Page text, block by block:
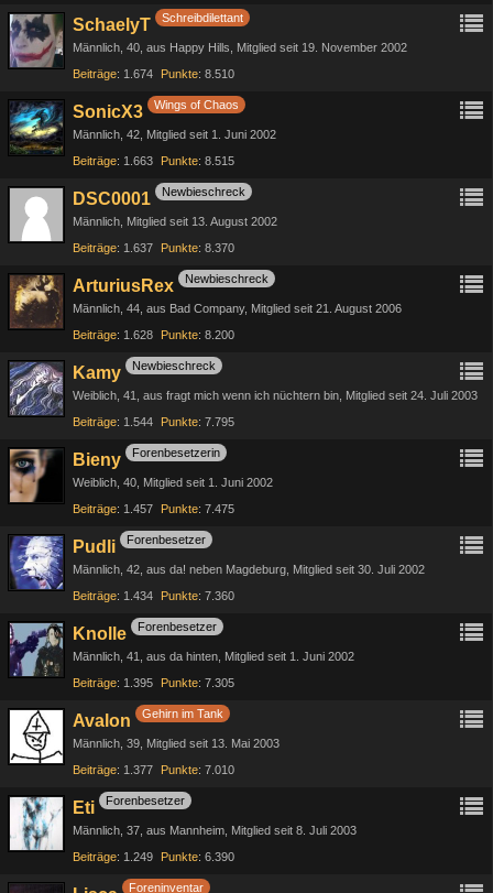
SchaelyT Schreibdilettant
Männlich 40 aus Happy Hills
Mitglied seit 19. November 2002
Beiträge 1.674 Punkte 8.510
SonicX3 Wings of Chaos
Männlich 42 Mitglied seit 1. Juni 2002
Beiträge 1.663 Punkte 8.515
DSC0001 Newbieschreck
Männlich Mitglied seit 13. August 2002
Beiträge 1.637 Punkte 8.370
ArturiusRex Newbieschreck
Männlich 44 aus Bad Company Mitglied seit 21. August 2006
Beiträge 1.628 Punkte 8.200
Kamy Newbieschreck
Weiblich 41 aus fragt mich wenn ich nüchtern bin Mitglied seit 24. Juli 2003
Beiträge 1.544 Punkte 7.795
Bieny Forenbesetzerin
Weiblich 40 Mitglied seit 1. Juni 2002
Beiträge 1.457 Punkte 7.475
Pudli Forenbesetzer
Männlich 42 aus da! neben Magdeburg Mitglied seit 30. Juli 2002
Beiträge 1.434 Punkte 7.360
Knolle Forenbesetzer
Männlich 41 aus da hinten Mitglied seit 1. Juni 2002
Beiträge 1.395 Punkte 7.305
Avalon Gehirn im Tank
Männlich 39 Mitglied seit 13. Mai 2003
Beiträge 1.377 Punkte 7.010
Eti Forenbesetzer
Männlich 37 aus Mannheim Mitglied seit 8. Juli 2003
Beiträge 1.249 Punkte 6.390
Foreninventar